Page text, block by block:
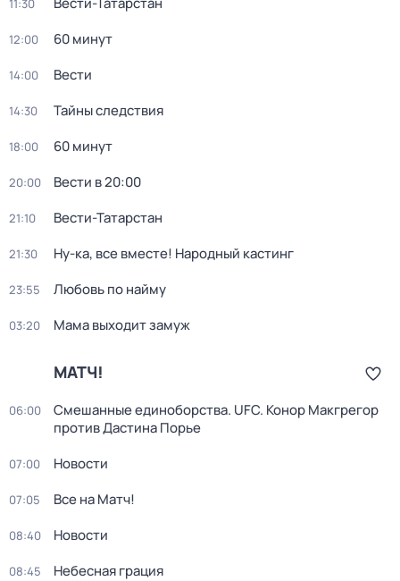
11:30
12:00 60 минут
14:00 Вести
14:30 Тайны следствия
18:00 60 минут
20:00 Вести в 20:00
21:10 Вести-Татарстан
21:30 Ну-ка, все вместе! Народный кастинг
23:55 Любовь по найму
03:20 Мама выходит замуж
МАТЧ!
06:00
Смешанные единоборства. UFC. Конор Макгрегор
против Дастина Порье
07:00 Новости
07:05 Все на Матч!
08:40 Новости
08:45 Небесная грация